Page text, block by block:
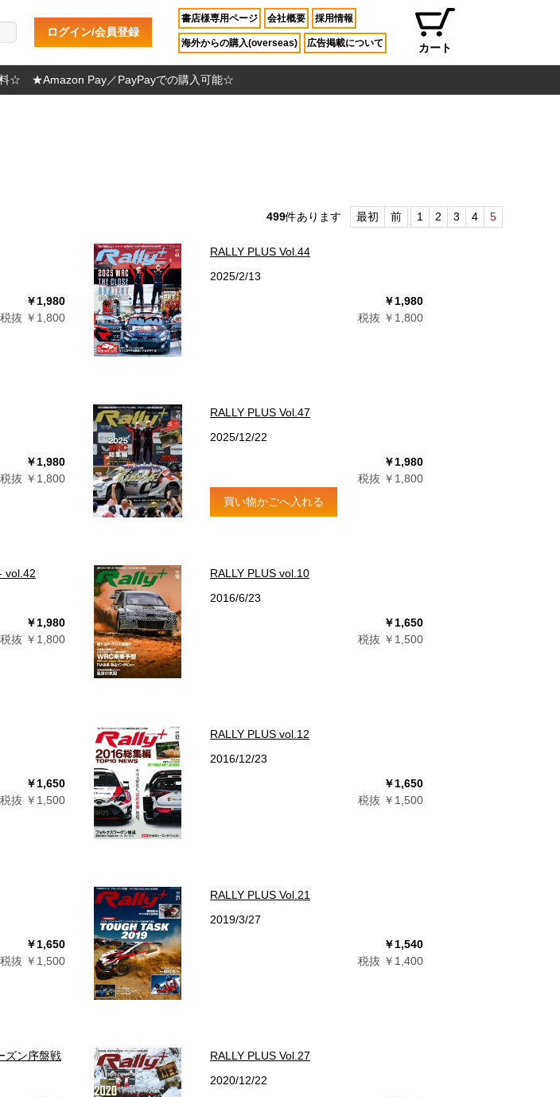
ログイン/会員登録
書店様専用ページ 会社概要 採用情報
海外からの購入(overseas) 広告掲載について カート
☆ ★Amazon Pay／PayPayでの購入可能☆
499件あります 最初 前 1 2 3 4 5
￥1,980
税抜 ￥1,800
RALLY PLUS Vol.44
2025/2/13
￥1,980
税抜 ￥1,800
￥1,980
税抜 ￥1,800
RALLY PLUS Vol.47
2025/12/22
￥1,980
税抜 ￥1,800
買い物かごへ入れる
vol.42
￥1,980
税抜 ￥1,800
RALLY PLUS vol.10
2016/6/23
￥1,650
税抜 ￥1,500
￥1,650
税抜 ￥1,500
RALLY PLUS vol.12
2016/12/23
￥1,650
税抜 ￥1,500
￥1,650
税抜 ￥1,500
RALLY PLUS Vol.21
2019/3/27
￥1,540
税抜 ￥1,400
ズン序盤戦
RALLY PLUS Vol.27
2020/12/22